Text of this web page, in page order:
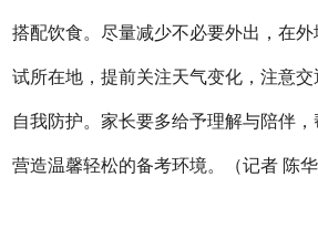
搭配饮食。尽量减少不必要外出，在
试所在地，提前关注天气变化，注意
自我防护。家长要多给予理解与陪伴，
营造温馨轻松的备考环境。（记者 陈华